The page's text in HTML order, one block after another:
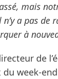
mais
a pas de
à
de
week-